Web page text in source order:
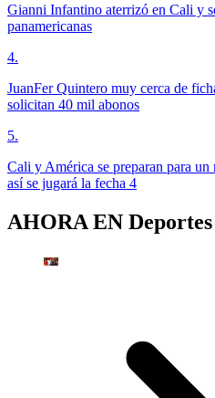
Gianni Infantino aterrizó en Cali y
panamericanas
4.
JuanFer Quintero muy cerca de
solicitan 40 mil abonos
5.
Cali y América se preparan para
así se jugará la fecha 4
AHORA EN Deportes